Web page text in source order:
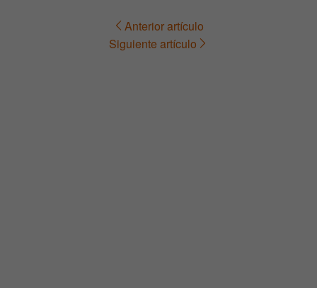
Navegación Anterior artículo
Siguiente artículo